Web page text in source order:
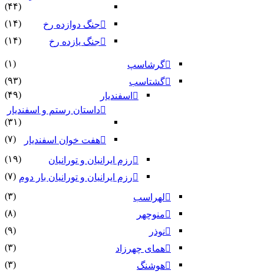
(۴۴)
جنگ دوازده رخ
(۱۴)
جنگ یازده رخ
(۱۴)
گرشاسپ
(۱)
گشتاسب
(۹۳)
اسفندیار
(۴۹)
داستان رستم و اسفندیار
(۳۱)
هفت خوان اسفندیار
(۷)
رزم ایرانیان و تورانیان
(۱۹)
رزم ایرانیان و تورانیان بار دوم (۷)
لهراسب
(۳)
منوچهر
(۸)
نوذر
(۹)
هماى چهرزاد
(۳)
هوشنگ
(۳)